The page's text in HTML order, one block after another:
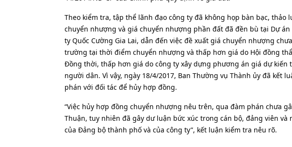
Theo kiểm tra, tập thể lãnh đạo công ty đã không họp bàn bạc,
chuyển nhượng và giá chuyển nhượng phần đất đã đền bù tại Dự án
ty Quốc Cường Gia Lai, dẫn đến việc đề xuất giá chuyển nhượng
trường tại thời điểm chuyển nhượng và thấp hơn giá do Hội đồng
Đồng thời, thấp hơn giá do công ty xây dựng phương án giá dự kiến
người dân. Vì vậy, ngày 18/4/2017, Ban Thường vụ Thành ủy đã kết
phán với đối tác để hủy hợp đồng.
“Việc hủy hợp đồng chuyển nhượng nêu trên, qua đàm phán chưa
Thuận, tuy nhiên đã gây dư luận bức xúc trong cán bộ, đảng viên
của Đảng bộ thành phố và của công ty”, kết luận kiểm tra nêu rõ.